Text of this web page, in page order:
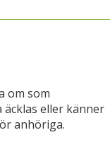
om som
äcklas eller känner
anhöriga.